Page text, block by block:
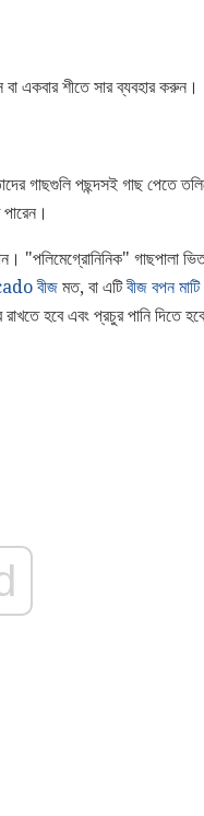
একবার শীতে সার ব্যবহার করুন।
গাছগুলি পছন্দসই গাছ পেতে
"পলিমেগ্রোনিনিক" গাছপালা
বীজ মত, বা এটিবীজ বপন মাটি
হবে এবং প্রচুর পানি দিতে